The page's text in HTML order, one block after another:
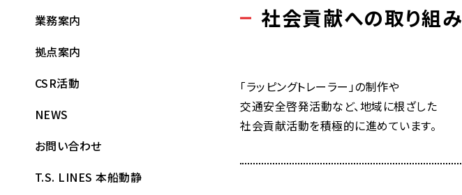
業務案内
拠点案内
CSR活動
NEWS
お問い合わせ
T.S. LINES 本船動静
社会貢献への取り組み
「ラッピングトレーラー」の制作や
交通安全啓発活動など、地域に根ざした
社会貢献活動を積極的に進めています。